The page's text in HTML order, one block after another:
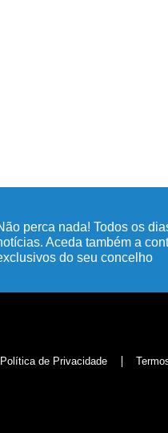
perca nada! Todos os
Aceda também a
do seu concelho
Política de Privacidade